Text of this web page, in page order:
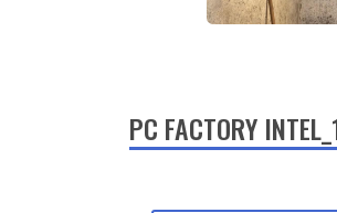
PC FACTORY